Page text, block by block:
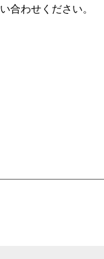
合わせください。